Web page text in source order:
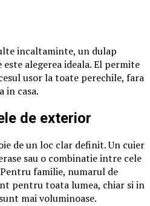
incaltaminte, un dulap
alegerea ideala. El permite
usor la toate perechile, fara
in casa.
de exterior
de un loc clar definit. Un cuier
sau o combinatie intre cele
familie, numarul de
pentru toata lumea, chiar si in
mai voluminoase.